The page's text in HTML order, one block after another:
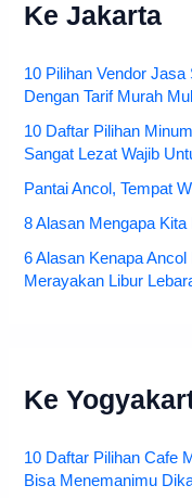
Ke Jakarta
10 Pilihan Vendor
Dengan Tarif Murah
10 Daftar Pilihan
Sangat Lezat Wajib
Pantai Ancol, Tempat
8 Alasan Mengapa
6 Alasan Kenapa
Merayakan Libur
Ke
10 Daftar Pilihan Cafe
Bisa Menemanimu